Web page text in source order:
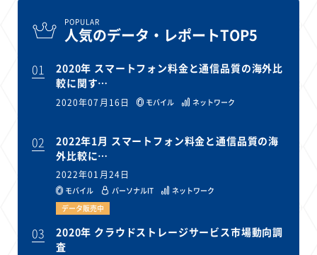
POPULAR
人気のデータ・レポートTOP5
01
2020年 スマートフォン料金と通信品質の海外比
較に関す…
2020年07月16日 モバイル ネットワーク
02
2022年1月 スマートフォン料金と通信品質の海
外比較に…
2022年01月24日
モバイル パーソナルIT
ネットワーク
データ販売中
03
2020年 クラウドストレージサービス市場動向調
査